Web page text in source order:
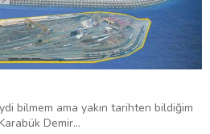
bilmem ama yakın tarihten bildiğim
Demir...